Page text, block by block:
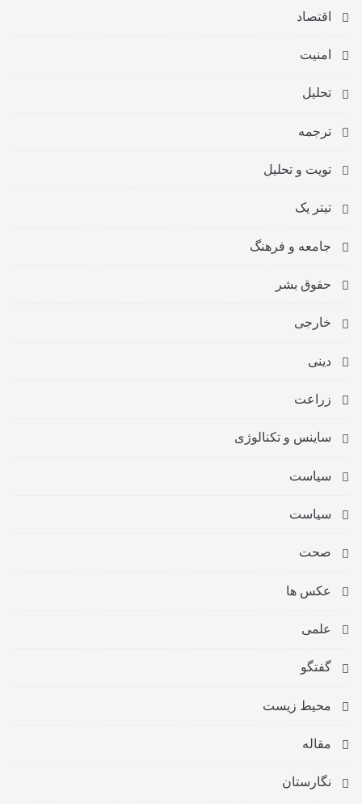
اقتصاد
امنیت
تحلیل
ترجمه
تویت و تحلیل
تیتر یک
جامعه و فرهنگ
حقوق بشر
خارجی
دینی
زراعت
ساینس و تکنالوژی
سیاست
سیاست
صحت
عکس ها
علمی
گفتگو
محیط زیست
مقاله
نگارستان